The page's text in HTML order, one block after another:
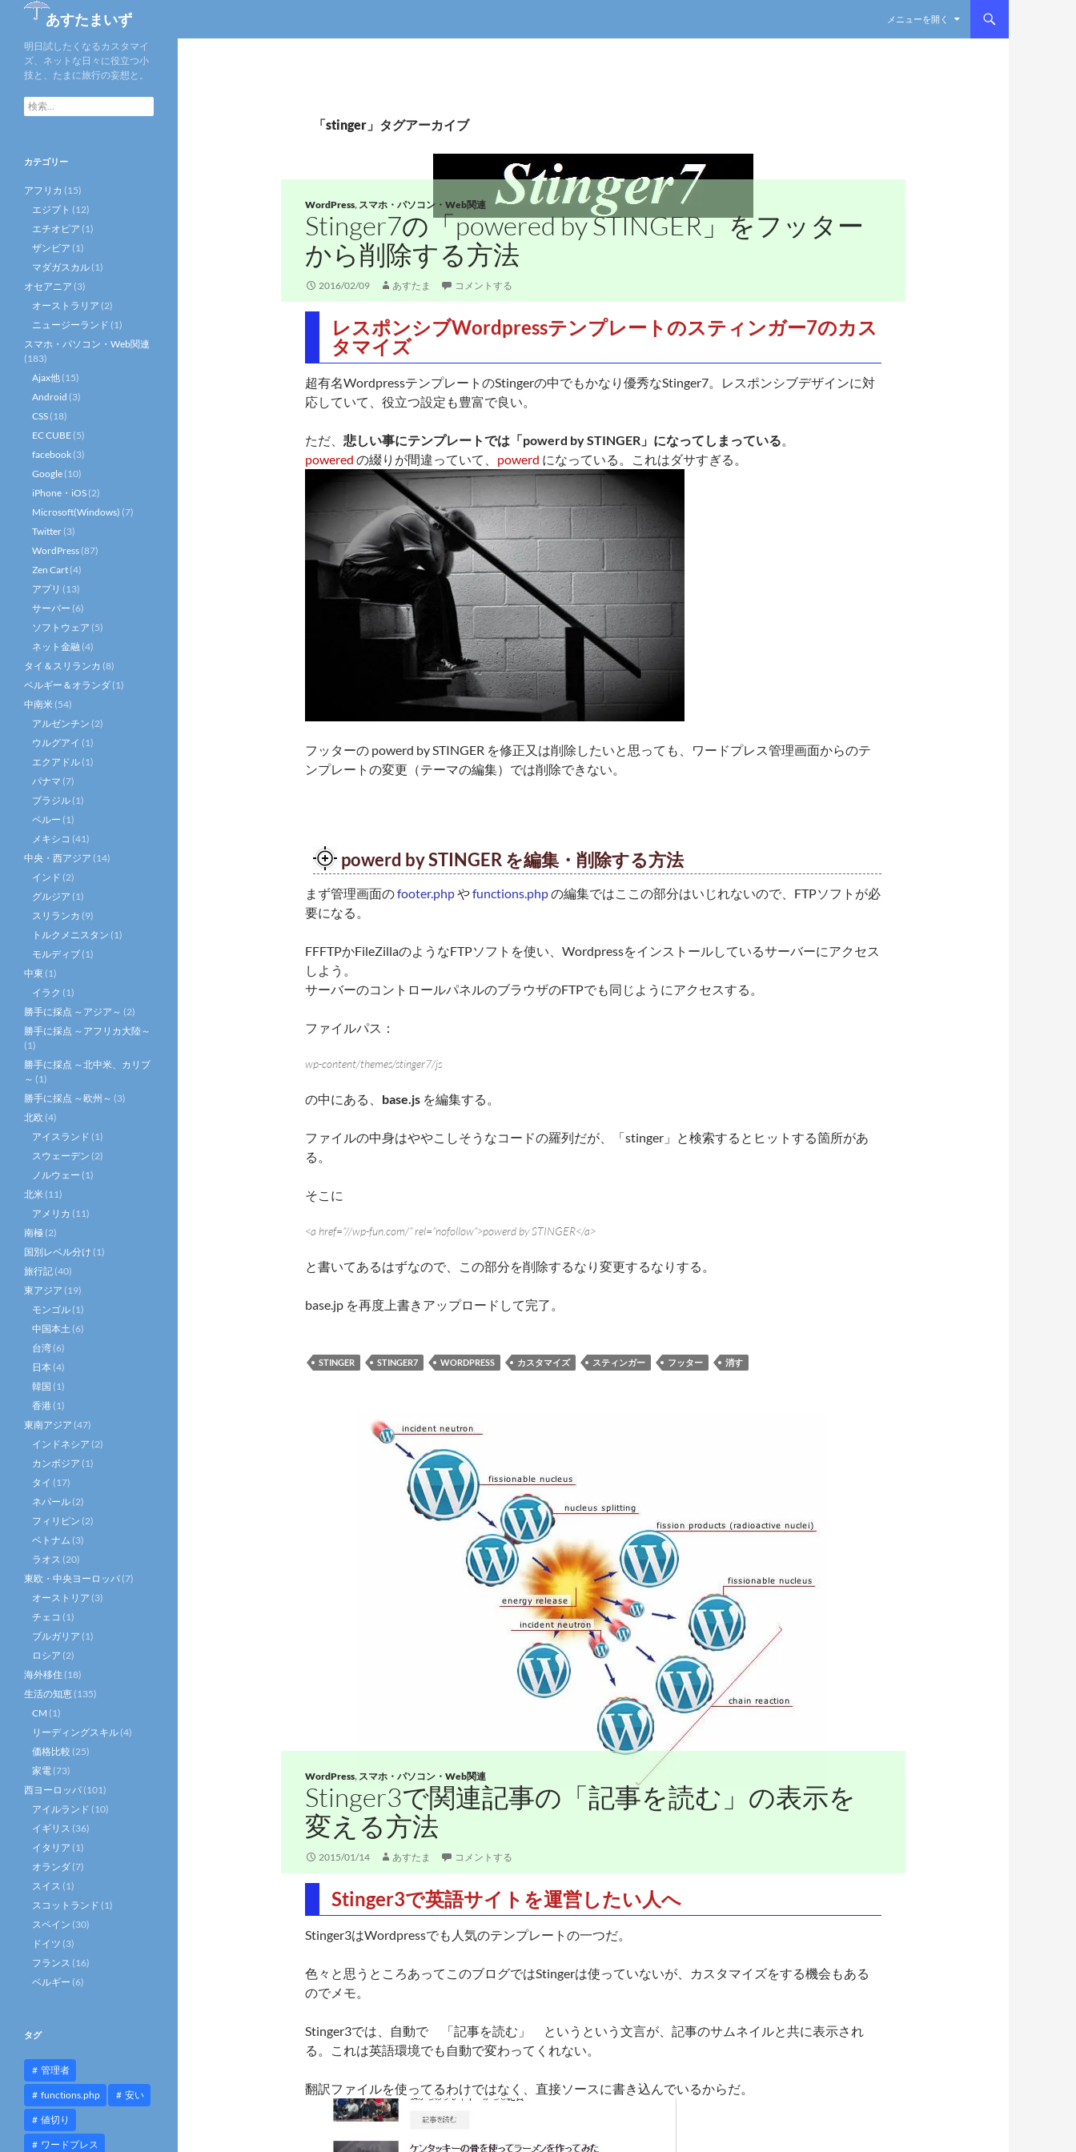
あすたまいず
メニューを開く
「stinger」タグアーカイブ
WordPress, スマホ・パソコン・Web関連
Stinger7の「powered by STINGER」をフッター
から削除する方法
2016/02/09 あすたま コメントする
レスポンシブWordpressテンプレートのスティンガー7のカス
タマイズ
超有名WordpressテンプレートのStingerの中でもかなり優秀なStinger7。レスポンシブデザインに対
応していて、役立つ設定も豊富で良い。
ただ、 悲しい事にテンプレートでは「powerd by STINGER」になってしまっている。
powered の綴りが間違っていて、 powerd になっている。これはダサすぎる。
フッターの powerd by STINGER を修正又は削除したいと思っても、ワードプレス管理画面からのテ
ンプレートの変更（テーマの編集）では削除できない。
powerd by STINGER を編集・削除する方法
まず管理画面のfooter.phpやfunctions.phpの編集ではここの部分はいじれないので、FTPソフトが必
要になる。
FFFTPかFileZillaのようなFTPソフトを使い、Wordpressをインストールしているサーバーにアクセス
しよう。
サーバーのコントロールパネルのブラウザのFTPでも同じようにアクセスする。
ファイルパス：
wp-content/themes/stinger7/js
の中にある、 base.js を編集する。
ファイルの中身はややこしそうなコードの羅列だが、「stinger」と検索するとヒットする箇所があ
る。
そこに
<a href=”//wp-fun.com/” rel=”nofollow”>powerd by STINGER</a>
と書いてあるはずなので、この部分を削除するなり変更するなりする。
base.jp を再度上書きアップロードして完了。
STINGER STINGER7 WORDPRESS カスタマイズ スティンガー フッター 消す
WordPress, スマホ・パソコン・Web関連
Stinger3で関連記事の「記事を読む」の表示を
変える方法
2015/01/14 あすたま コメントする
Stinger3で英語サイトを運営したい人へ
Stinger3はWordpressでも人気のテンプレートの一つだ。
色々と思うところあってこのブログではStingerは使っていないが、カスタマイズをする機会もある
のでメモ。
Stinger3では、自動で 「記事を読む」 というという文言が、記事のサムネイルと共に表示され
る。これは英語環境でも自動で変わってくれない。
翻訳ファイルを使ってるわけではなく、直接ソースに書き込んでいるからだ。
明日試したくなるカスタマイ
ズ、ネットな日々に役立つ小
技と、たまに旅行の妄想と。
検
索
カテゴリー
アフリカ (15)
エジプト (12)
エチオピア (1)
ザンビア (1)
マダガスカル (1)
オセアニア (3)
オーストラリア (2)
ニュージーランド (1)
スマホ・パソコン・Web関連
(183)
Ajax他 (15)
Android (3)
CSS (18)
EC CUBE (5)
facebook (3)
Google (10)
iPhone・iOS (2)
Microsoft(Windows) (7)
Twitter (3)
WordPress (87)
Zen Cart (4)
アプリ (13)
サーバー (6)
ソフトウェア (5)
ネット金融 (4)
タイ＆スリランカ (8)
ベルギー＆オランダ (1)
中南米 (54)
アルゼンチン (2)
ウルグアイ (1)
エクアドル (1)
パナマ (7)
ブラジル (1)
ペルー (1)
メキシコ (41)
中央・西アジア (14)
インド (2)
グルジア (1)
スリランカ (9)
トルクメニスタン (1)
モルディブ (1)
中東 (1)
イラク (1)
勝手に採点 ～アジア～ (2)
勝手に採点 ～アフリカ大陸～
(1)
勝手に採点 ～北中米、カリブ
～ (1)
勝手に採点 ～欧州～ (3)
北欧 (4)
アイスランド (1)
スウェーデン (2)
ノルウェー (1)
北米 (11)
アメリカ (11)
南極 (2)
国別レベル分け (1)
旅行記 (40)
東アジア (19)
モンゴル (1)
中国本土 (6)
台湾 (6)
日本 (4)
韓国 (1)
香港 (1)
東南アジア (47)
インドネシア (2)
カンボジア (1)
タイ (17)
ネパール (2)
フィリピン (2)
ベトナム (3)
ラオス (20)
東欧・中央ヨーロッパ (7)
オーストリア (3)
チェコ (1)
ブルガリア (1)
ロシア (2)
海外移住 (18)
生活の知恵 (135)
CM (1)
リーディングスキル (4)
価格比較 (25)
家電 (73)
西ヨーロッパ (101)
アイルランド (10)
イギリス (36)
イタリア (1)
オランダ (7)
スイス (1)
スコットランド (1)
スペイン (30)
ドイツ (3)
フランス (16)
ベルギー (6)
タグ
管理者
functions.php 安い
値切り
ワードプレス